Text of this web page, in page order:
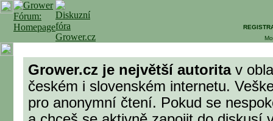
Grower.cz je největší autoritav
českém i slovenském internetu.
pro anonymní čtení. Pokud se